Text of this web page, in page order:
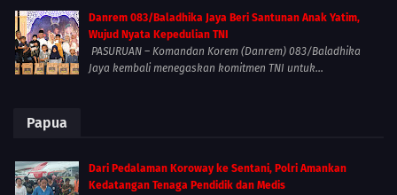
Danrem 083/Baladhika Jaya Beri Santunan Anak Yatim,
Wujud Nyata Kepedulian TNI
PASURUAN – Komandan Korem (Danrem) 083/Baladhika
Jaya kembali menegaskan komitmen TNI untuk...
Papua
Dari Pedalaman Koroway ke Sentani, Polri Amankan
Kedatangan Tenaga Pendidik dan Medis